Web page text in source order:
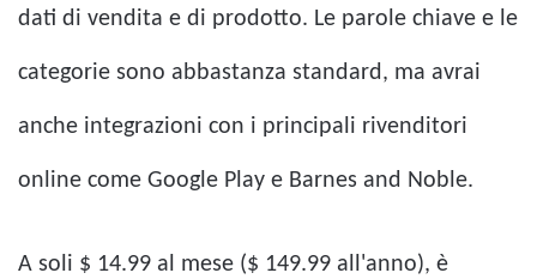
dati di vendita e di prodotto. Le parole chiave e le
categorie sono abbastanza standard, ma avrai
anche integrazioni con i principali rivenditori
online come Google Play e Barnes and Noble.
A soli $ 14.99 al mese ($ 149.99 all'anno), è